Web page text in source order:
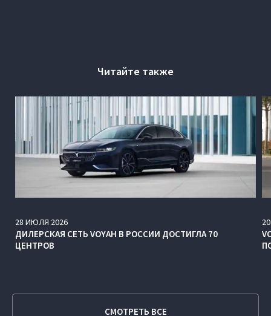
Читайте также
28 ИЮЛЯ 2026
ДИЛЕРСКАЯ СЕТЬ VOYAH В РОССИИ ДОСТИГЛА 70
ЦЕНТРОВ
20
СМОТРЕТЬ ВСЕ